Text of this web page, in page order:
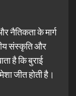
नैतिकता के मार्ग
संस्कृति और
है कि बुराई
जीत होती है।